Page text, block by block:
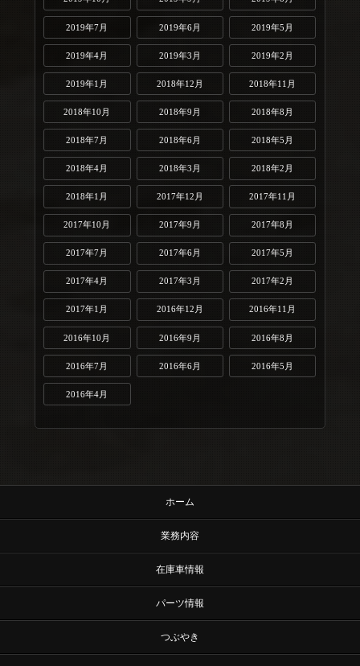
2019年7月 2019年6月 2019年5月
2019年4月 2019年3月 2019年2月
2019年1月 2018年12月 2018年11月
2018年10月 2018年9月 2018年8月
2018年7月 2018年6月 2018年5月
2018年4月 2018年3月 2018年2月
2018年1月 2017年12月 2017年11月
2017年10月 2017年9月 2017年8月
2017年7月 2017年6月 2017年5月
2017年4月 2017年3月 2017年2月
2017年1月 2016年12月 2016年11月
2016年10月 2016年9月 2016年8月
2016年7月 2016年6月 2016年5月
2016年4月
ホーム
業務内容
在庫車情報
パーツ情報
つぶやき